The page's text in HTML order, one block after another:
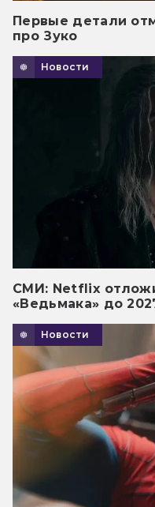
Первые детали
про Зуко
Новости
СМИ: Netflix
«Ведьмака» до
Новости